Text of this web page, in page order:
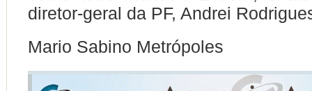
diretor-geral da PF, Andrei
Mario Sabino Metrópoles